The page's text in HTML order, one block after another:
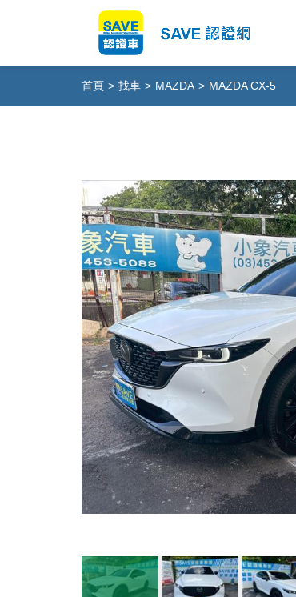
首頁 > 找車 > MAZDA > MAZDA CX-5